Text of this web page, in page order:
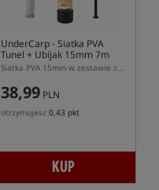
UnderCarp- Siatka PVA
Tunel + Ubijak 15mm 7m
Siatka PVA 15mm w zestawie z tubą i ubijakiem
38,99 PLN
otrzymujesz 0,43 pkt
KUP